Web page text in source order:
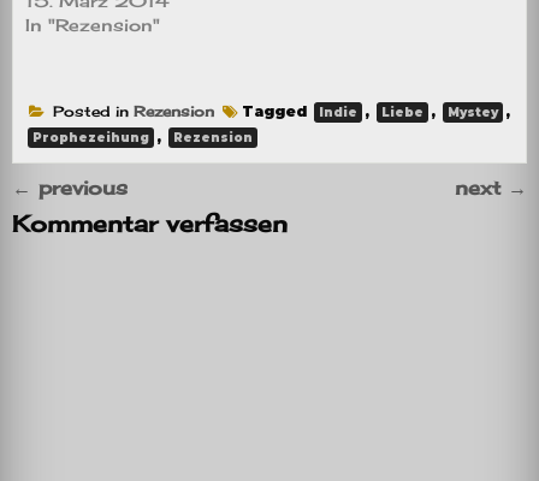
In "Rezension"
Posted in Rezension Tagged Indie , Liebe , Mystey ,
Prophezeihung , Rezension
← previous next →
Kommentar verfassen